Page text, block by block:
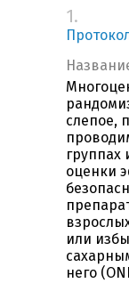
1.
слепое,
группах
оценки
или
него